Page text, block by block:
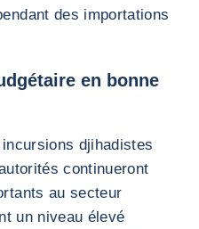
des importations
en bonne
djihadistes
continueront
au secteur
un niveau élevé